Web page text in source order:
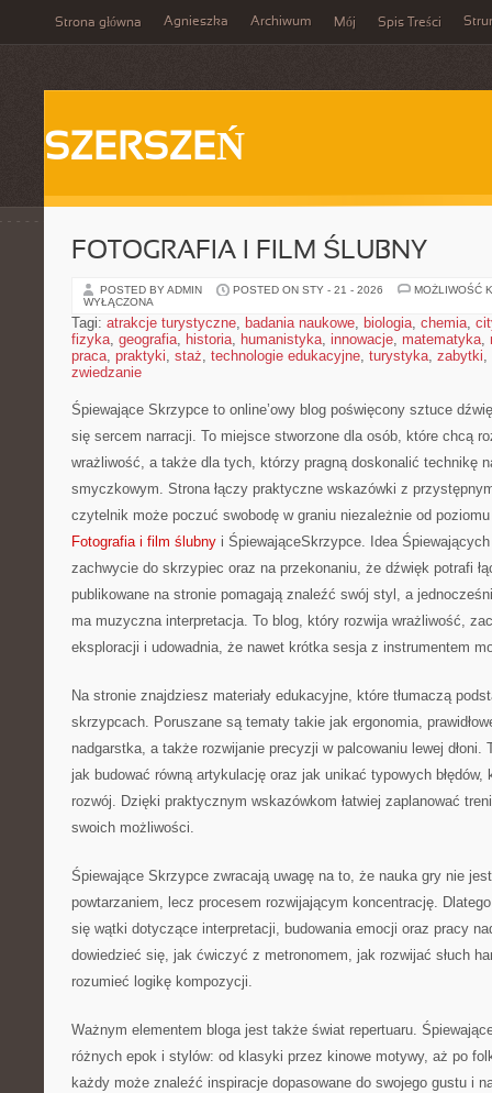
Strona główna Agnieszka Archiwum Mój Spis Treści
SZERSZEŃ
FOTOGRAFIA I FILM ŚLUBNY
POSTED BY ADMIN POSTED ON STY - 21 - 2026
MOŻLIWOŚĆ
WYŁĄCZONA
Tagi: atrakcje turystyczne, badania naukowe, biologia, chemia,
fizyka, geografia, historia, humanistyka, innowacje, matematyka,
praca, praktyki, staż, technologie edukacyjne, turystyka, zabytki,
zwiedzanie
Śpiewające Skrzypce to online’owy blog poświęcony sztuce
się sercem narracji. To miejsce stworzone dla osób, które chcą
wrażliwość, a także dla tych, którzy pragną doskonalić technikę
smyczkowym. Strona łączy praktyczne wskazówki z
czytelnik może poczuć swobodę w graniu niezależnie od
Fotografia i film ślubny i ŚpiewająceSkrzypce. Idea
zachwycie do skrzypiec oraz na przekonaniu, że dźwięk potrafi
publikowane na stronie pomagają znaleźć swój styl, a
ma muzyczna interpretacja. To blog, który rozwija wrażliwość,
eksploracji i udowadnia, że nawet krótka sesja z instrumentem
Na stronie znajdziesz materiały edukacyjne, które tłumaczą
skrzypcach. Poruszane są tematy takie jak ergonomia,
nadgarstka, a także rozwijanie precyzji w palcowaniu lewej dłoni.
jak budować równą artykulację oraz jak unikać typowych błędów,
rozwój. Dzięki praktycznym wskazówkom łatwiej zaplanować
swoich możliwości.
Śpiewające Skrzypce zwracają uwagę na to, że nauka gry nie
powtarzaniem, lecz procesem rozwijającym koncentrację.
się wątki dotyczące interpretacji, budowania emocji oraz pracy
dowiedzieć się, jak ćwiczyć z metronomem, jak rozwijać słuch
rozumieć logikę kompozycji.
Ważnym elementem bloga jest także świat repertuaru.
różnych epok i stylów: od klasyki przez kinowe motywy, aż po
każdy może znaleźć inspiracje dopasowane do swojego gustu i